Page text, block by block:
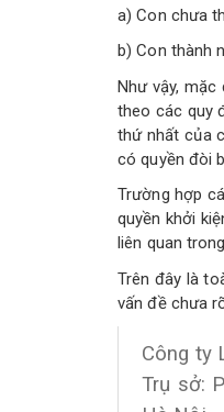
a) Con chưa
b) Con thành
Như vậy,
theo các quy
thứ nhất của
có quyền đòi
Trường hợp
quyền khởi
liên quan
Trên đây là
vấn đề chưa
Công ty
Trụ sở: